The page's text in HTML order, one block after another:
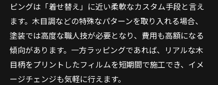
ピングは「着せ替え」に近い柔軟なカスタム手段と言え
ます。木目調などの特殊なパターンを取り入れる場合、
塗装では高度な職人技が必要となり、費用も高額になる
傾向があります。一方ラッピングであれば、リアルな木
目柄をプリントしたフィルムを短期間で施工でき、イメ
ージチェンジも気軽に行えます。